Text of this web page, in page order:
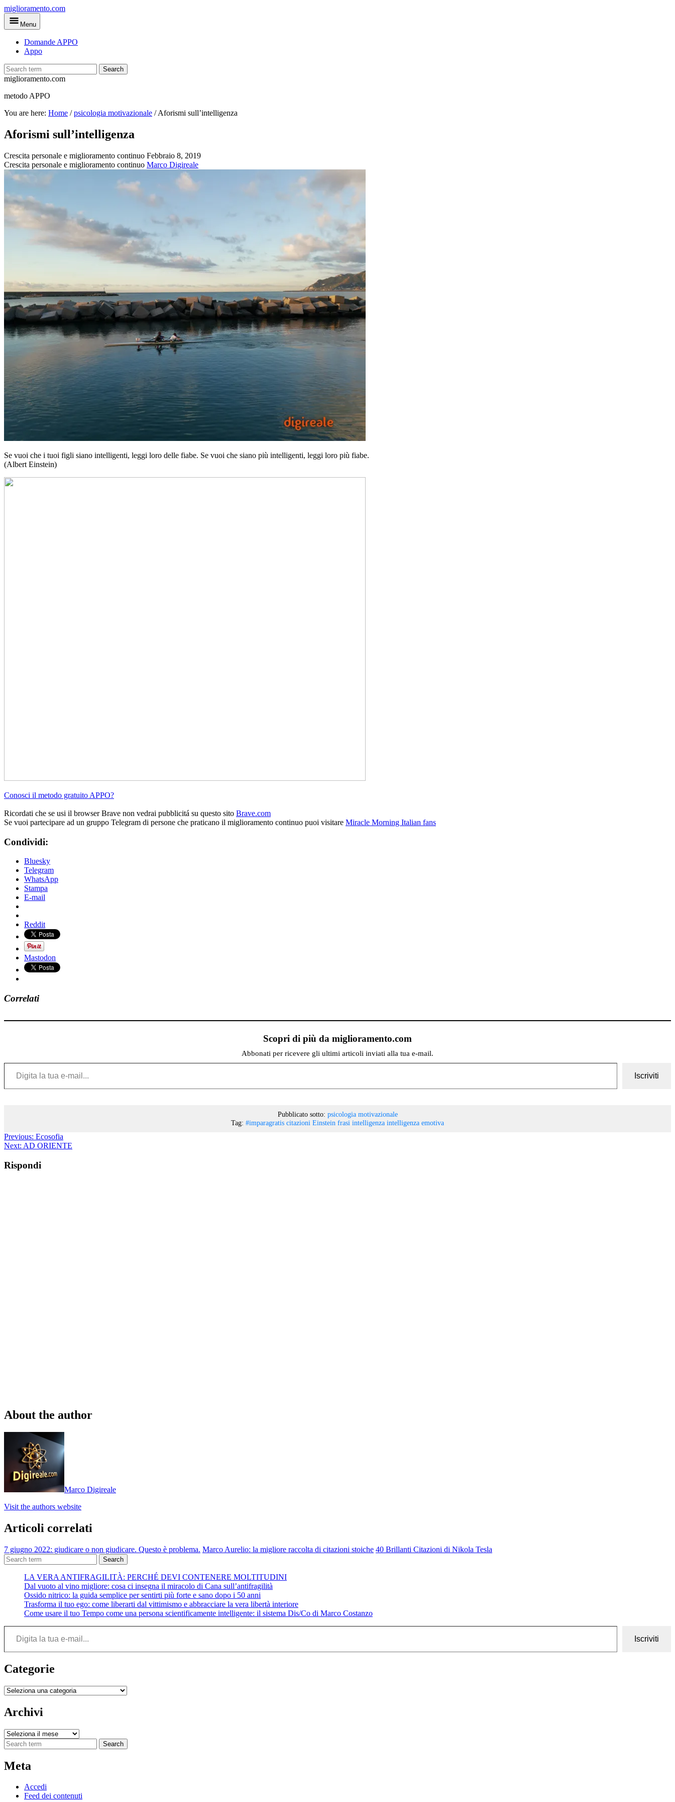
Skip
to
main
miglioramento.com
Menu
Domande APPO
Appo
Search
miglioramento.com
metodo APPO
You are here: Home /psicologia motivazionale /Aforismi sull’intelligenza
Aforismi sull’intelligenza
Crescita personale e miglioramento continuo Febbraio 8, 2019
Crescita personale e miglioramento continuo Marco Digireale
Se vuoi che i tuoi figli siano intelligenti, leggi loro delle fiabe. Se vuoi che siano più intelligenti, leggi loro più fiabe.
(Albert Einstein)
Conosci il metodo gratuito APPO?
Ricordati che se usi il browser Brave non vedrai pubblicitá su questo sito Brave.com
Se vuoi partecipare ad un gruppo Telegram di persone che praticano il miglioramento continuo puoi visitare Miracle Morning Italian fans
Condividi:
Bluesky
Telegram
WhatsApp
Stampa
E-mail
Reddit
Mastodon
Correlati
Scopri di più da miglioramento.com
Abbonati per ricevere gli ultimi articoli inviati alla tua e-mail.
Digita la tua e-mail...
Iscriviti
Pubblicato sotto: psicologia motivazionale
Tag: #imparagratis citazioni Einstein frasi intelligenza intelligenza emotiva
Previous: Ecosofia
Next: AD ORIENTE
Rispondi
About the author
Marco Digireale
Visit the authors website
Articoli correlati
7 giugno 2022: giudicare o non giudicare. Questo è problema. Marco Aurelio: la migliore raccolta di citazioni stoiche 40 Brillanti Citazioni di Nikola Tesla
Search
LA VERA ANTIFRAGILITÀ: PERCHÉ DEVI CONTENERE MOLTITUDINI
Dal vuoto al vino migliore: cosa ci insegna il miracolo di Cana sull’antifragilità
Ossido nitrico: la guida semplice per sentirti più forte e sano dopo i 50 anni
Trasforma il tuo ego: come liberarti dal vittimismo e abbracciare la vera libertà interiore
Come usare il tuo Tempo come una persona scientificamente intelligente: il sistema Dis/Co di Marco Costanzo
Digita la tua e-mail...
Iscriviti
Categorie
Categorie
Archivi
Archivi
Search
Meta
Accedi
Feed dei contenuti